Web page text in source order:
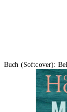
Buch (Softcover):